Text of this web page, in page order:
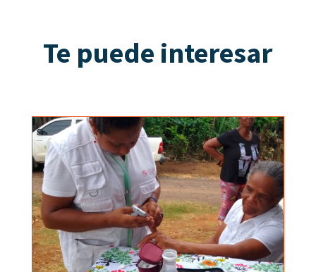
Te puede interesar